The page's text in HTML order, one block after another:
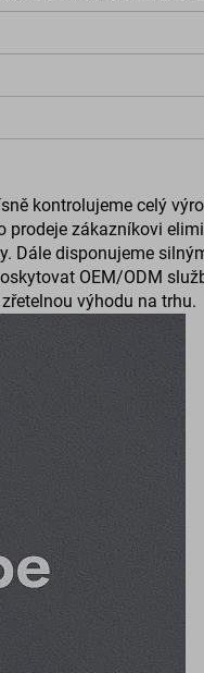
kontrolujeme celý
prodeje zákazníkovi
Dále disponujeme
OEM/ODM
výhodu na trhu.